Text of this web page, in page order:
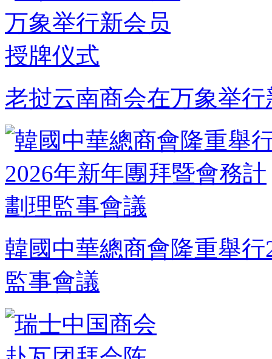
老挝云南商会在万象举
韓國中華總商會隆重舉
監事會議